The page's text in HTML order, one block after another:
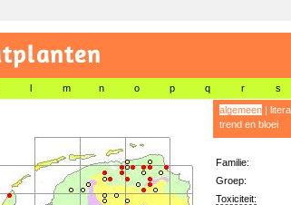
l m n o p q r s
algemeen|
trend en bloei
Familie:
Groep:
Toxiciteit: